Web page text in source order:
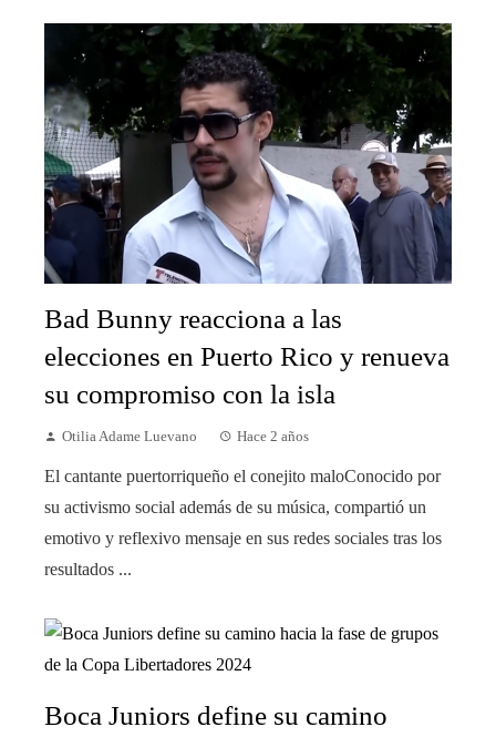
Bad Bunny reacciona a las
elecciones en Puerto Rico y renueva
su compromiso con la isla
Otilia Adame Luevano Hace 2 años
El cantante puertorriqueño el conejito maloConocido por
su activismo social además de su música, compartió un
emotivo y reflexivo mensaje en sus redes sociales tras los
resultados ...
Boca Juniors define su camino